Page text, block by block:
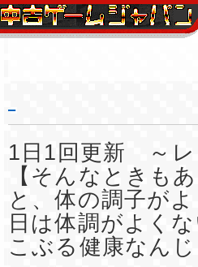
1日1回更新 ～レ
【そんなときも
と、体の調子が
日は体調がよく
こぶる健康なんじ